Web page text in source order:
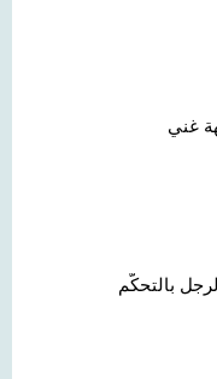
غني
بالتحكّم